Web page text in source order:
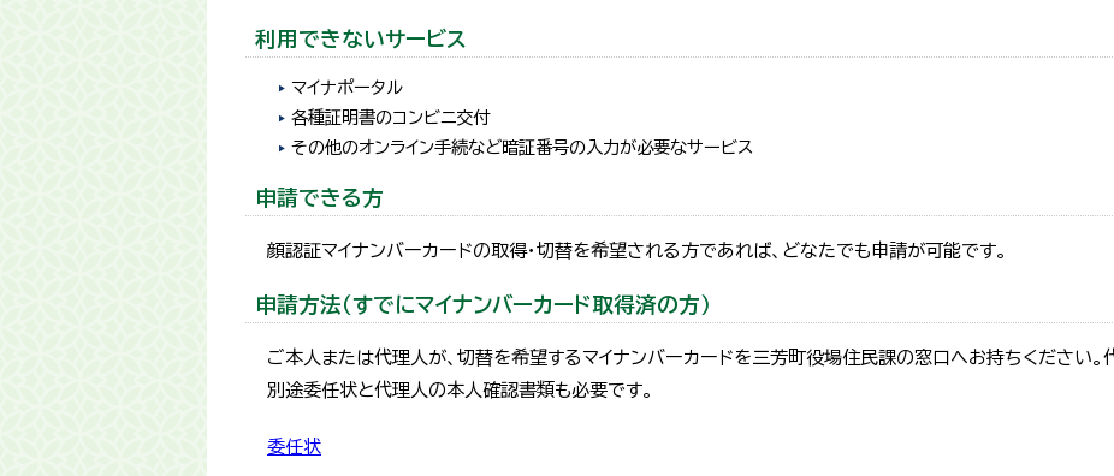
利用できないサービス
マイナポータル
各種証明書のコンビニ交付
その他のオンライン手続など暗証番号の入力が必要なサービス
申請できる方
顔認証マイナンバーカードの取得・切替を希望される方であれば、どなたでも申請が可能です。
申請方法（すでにマイナンバーカード取得済の方）
ご本人または代理人が、切替を希望するマイナンバーカードを三芳町役場住民課の窓口へお持ちください。
別途委任状と代理人の本人確認書類も必要です。
委任状